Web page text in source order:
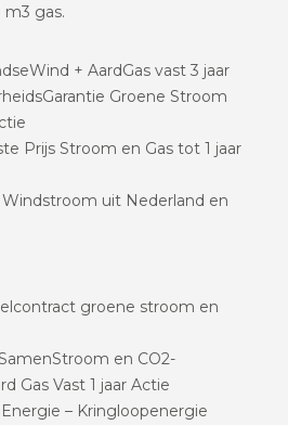
gas.
+ AardGas vast 3 jaar
Groene Stroom
Prijs Stroom en Gas tot 1 jaar
Windstroom uit Nederland en
groene stroom en
en CO2-
Gas Vast 1 jaar Actie
– Kringloopenergie